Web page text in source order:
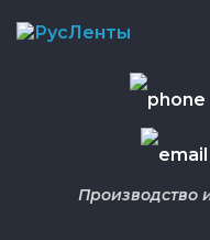
Производство